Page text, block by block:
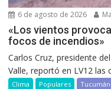
6 de agosto de 2026
«Los vientos
focos de incendios»
Carlos Cruz, presidente
Valle, reportó en LV12 las
Clima Populares Tucumán